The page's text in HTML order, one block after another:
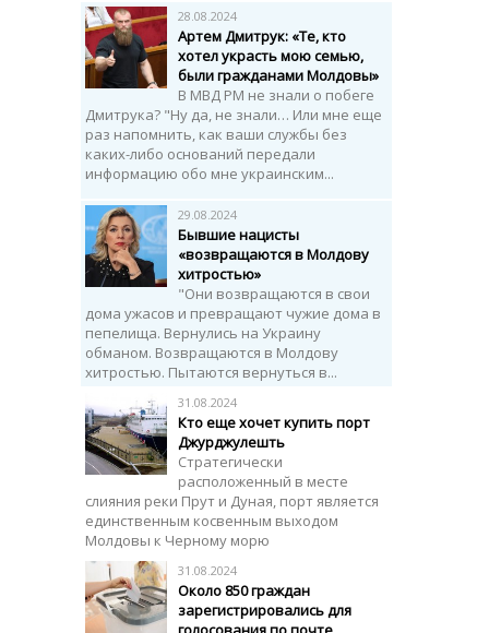
28.08.2024
Артем Дмитрук: «Те, кто
хотел украсть мою семью,
были гражданами Молдовы»
В МВД РМ не знали о побеге
Дмитрука? "Ну да, не знали… Или мне еще
раз напомнить, как ваши службы без
каких-либо оснований передали
информацию обо мне украинским...
29.08.2024
Бывшие нацисты
«возвращаются в Молдову
хитростью»
"Они возвращаются в свои
дома ужасов и превращают чужие дома в
пепелища. Вернулись на Украину
обманом. Возвращаются в Молдову
хитростью. Пытаются вернуться в...
31.08.2024
Кто еще хочет купить порт
Джурджулешть
Стратегически
расположенный в месте
слияния реки Прут и Дуная, порт является
единственным косвенным выходом
Молдовы к Черному морю
31.08.2024
Около 850 граждан
зарегистрировались для